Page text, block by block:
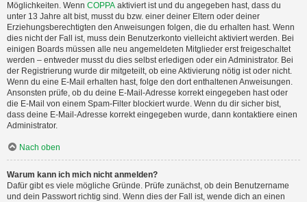
Möglichkeiten. Wenn COPPA aktiviert ist und du angegeben hast, dass du
unter 13 Jahre alt bist, musst du bzw. einer deiner Eltern oder deiner
Erziehungsberechtigten den Anweisungen folgen, die du erhalten hast. Wenn
dies nicht der Fall ist, muss dein Benutzerkonto vielleicht aktiviert werden. Bei
einigen Boards müssen alle neu angemeldeten Mitglieder erst freigeschaltet
werden – entweder musst du dies selbst erledigen oder ein Administrator. Bei
der Registrierung wurde dir mitgeteilt, ob eine Aktivierung nötig ist oder nicht.
Wenn du eine E-Mail erhalten hast, folge den dort enthaltenen Anweisungen.
Ansonsten prüfe, ob du deine E-Mail-Adresse korrekt eingegeben hast oder
die E-Mail von einem Spam-Filter blockiert wurde. Wenn du dir sicher bist,
dass deine E-Mail-Adresse korrekt eingegeben wurde, dann kontaktiere einen
Administrator.
Nach oben
Warum kann ich mich nicht anmelden?
Dafür gibt es viele mögliche Gründe. Prüfe zunächst, ob dein Benutzername
und dein Passwort richtig sind. Wenn dies der Fall ist, wende dich an einen